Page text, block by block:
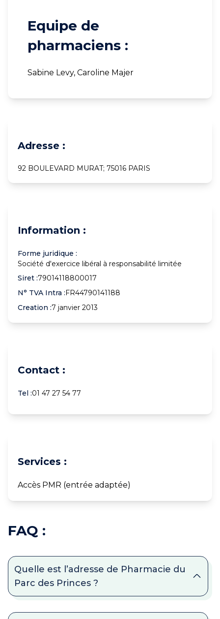
Equipe de
pharmaciens :
Sabine Levy, Caroline Majer
Adresse :
92 BOULEVARD MURAT; 75016 PARIS
Information :
Forme juridique :
Société d'exercice libéral à responsabilité limitée
Siret :79014118800017
N° TVA Intra : FR44790141188
Creation :7 janvier 2013
Contact :
Tel :01 47 27 54 77
Services :
Accès PMR (entrée adaptée)
FAQ :
Quelle est l’adresse de Pharmacie du
Parc des Princes ?